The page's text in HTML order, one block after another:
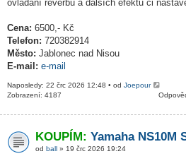
ovládání reverbu a dalších efektů či
Cena: 6500,- Kč
Telefon: 720382914
Město: Jablonec nad Nisou
E-mail: e-mail
Naposledy: 22 črc 2026 12:48 • od Joepour
Zobrazení: 4187
KOUPÍM: Yamaha NS10M
od ball » 19 črc 2026 19:24